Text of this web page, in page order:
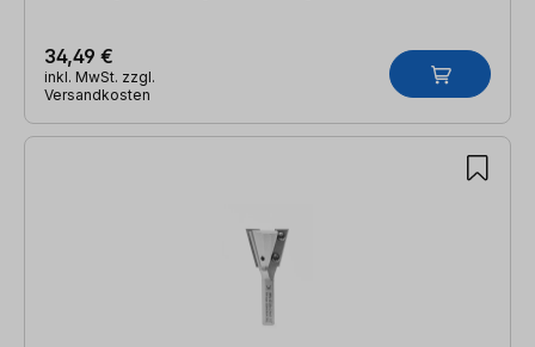
34,49 €
inkl. MwSt. zzgl.
Versandkosten